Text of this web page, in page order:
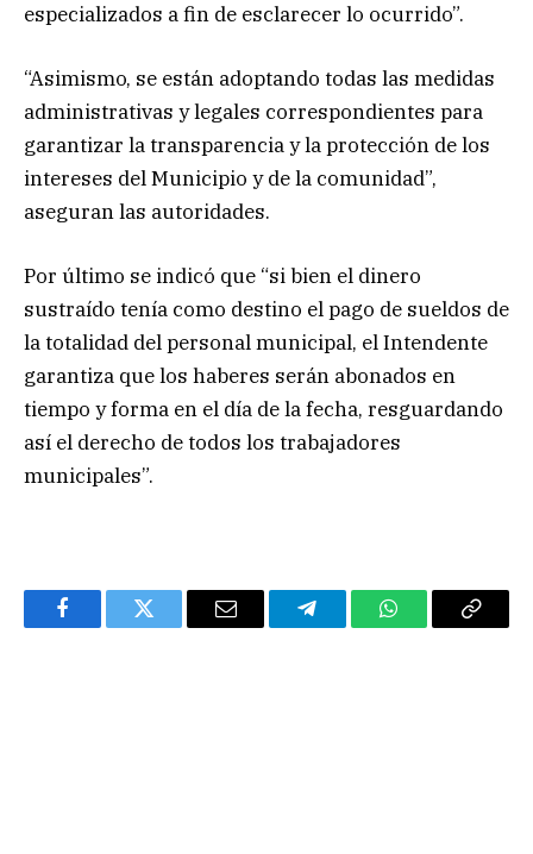
especializados a fin de esclarecer lo ocurrido”.
“Asimismo, se están adoptando todas las medidas
administrativas y legales correspondientes para
garantizar la transparencia y la protección de los
intereses del Municipio y de la comunidad”,
aseguran las autoridades.
Por último se indicó que “si bien el dinero
sustraído tenía como destino el pago de sueldos de
la totalidad del personal municipal, el Intendente
garantiza que los haberes serán abonados en
tiempo y forma en el día de la fecha, resguardando
así el derecho de todos los trabajadores
municipales”.
FacebookTwitter Email TelegramWhatsAppCopy